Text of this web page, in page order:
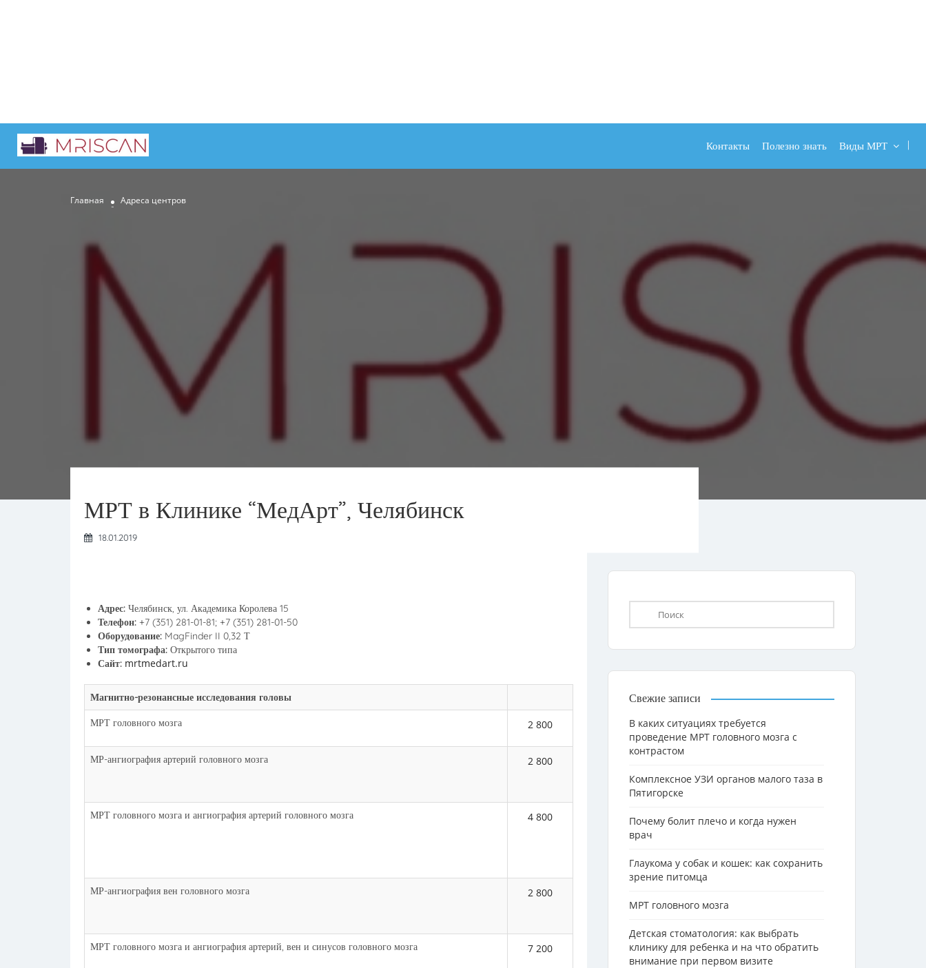
Контакты Полезно знать Виды МРТ
Главная Адреса центров
МРТ в Клинике “МедАрт”, Челябинск
18.01.2019
Адрес: Челябинск, ул. Академика Королева 15
Телефон: +7 (351) 281-01-81; +7 (351) 281-01-50
Оборудование: MagFinder II 0,32 Т
Тип томографа: Открытого типа
Сайт: mrtmedart.ru
Магнитно-резонансные исследования головы
МРТ головного мозга 2 800
МР-ангиография артерий головного мозга 2 800
МРТ головного мозга и ангиография артерий головного мозга 4 800
МР-ангиография вен головного мозга 2 800
МРТ головного мозга и ангиография артерий, вен и синусов головного мозга 7 200
Свежие записи
В каких ситуациях требуется
проведение МРТ головного мозга с
контрастом
Комплексное УЗИ органов малого таза в
Пятигорске
Почему болит плечо и когда нужен
врач
Глаукома у собак и кошек: как сохранить
зрение питомца
МРТ головного мозга
Детская стоматология: как выбрать
клинику для ребенка и на что обратить
внимание при первом визите